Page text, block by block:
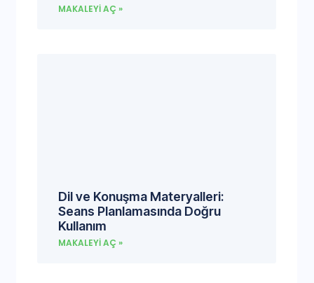
MAKALEYI AÇ »
Dil ve Konuşma Materyalleri:
Seans Planlamasında Doğru
Kullanım
MAKALEYI AÇ »